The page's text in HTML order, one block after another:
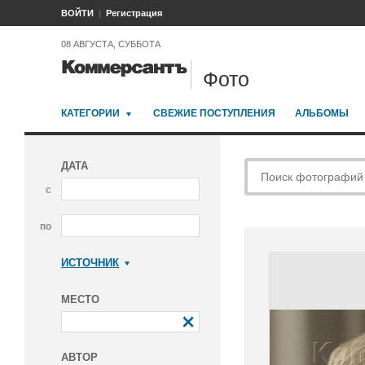
ВОЙТИ Регистрация
08 АВГУСТА, СУББОТА
Фото
КАТЕГОРИИ СВЕЖИЕ ПОСТУПЛЕНИЯ АЛЬБОМЫ
ДАТА
с
по
ИСТОЧНИК
МЕСТО
АВТОР